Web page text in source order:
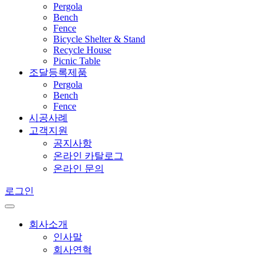
Pergola
Bench
Fence
Bicycle Shelter & Stand
Recycle House
Picnic Table
조달등록제품
Pergola
Bench
Fence
시공사례
고객지원
공지사항
온라인 카탈로그
온라인 문의
로그인
회사소개
인사말
회사연혁